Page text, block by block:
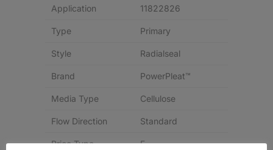
Application
11822826
Type Primary
Style Radialseal
Brand PowerPleat™
Media Type Cellulose
Flow Direction Standard
Price Type F